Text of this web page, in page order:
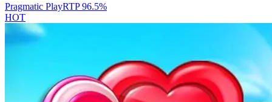
Pragmatic PlayRTP96.5%
HOT